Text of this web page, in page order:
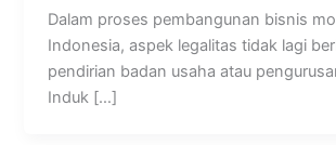
Dalam proses pembangunan bisnis
Indonesia, aspek legalitas tidak lagi
pendirian badan usaha atau
Induk […]